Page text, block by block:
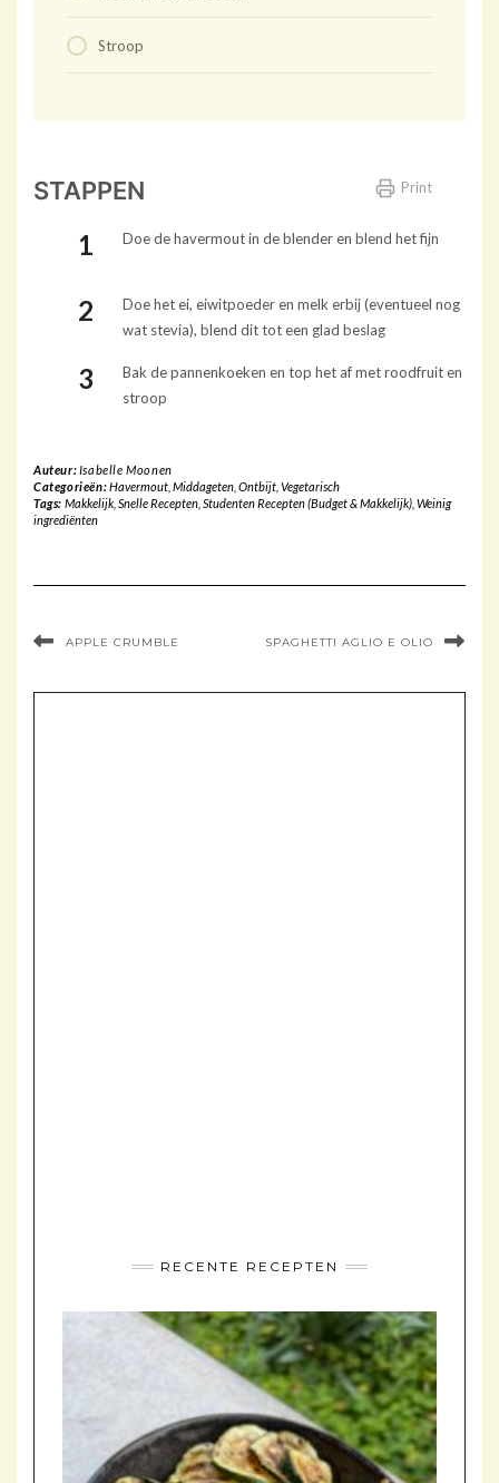
Stroop
Print
STAPPEN
Doe de havermout in de blender en blend het fijn
Doe het ei, eiwitpoeder en melk erbij (eventueel nog
wat stevia), blend dit tot een glad beslag
Bak de pannenkoeken en top het af met roodfruit en
stroop
Auteur:Isabelle Moonen
Categorieën:Havermout, Middageten, Ontbijt, Vegetarisch
Tags: Makkelijk, Snelle Recepten, Studenten Recepten (Budget & Makkelijk), Weinig
ingrediënten
APPLE CRUMBLE SPAGHETTI AGLIO E OLIO
RECENTE RECEPTEN